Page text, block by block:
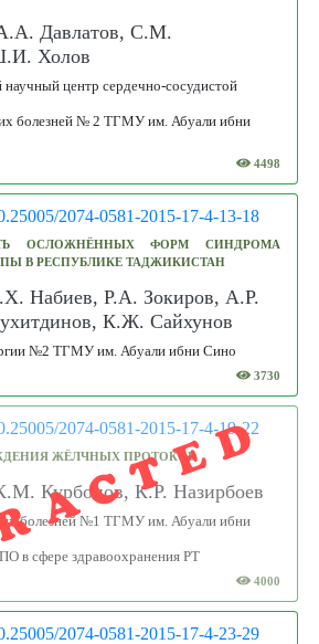
Давлатов, С.М.
Холов
центр сердечно-сосудистой
болезней № 2 ТГМУ им. Абуали ибни
4498
2074-0581-2015-17-4-13-18
ОСЛОЖНЁННЫХ ФОРМ СИНДРОМА
В РЕСПУБЛИКЕ ТАДЖИКИСТАН
Набиев, Р.А. Зокиров, А.Р.
К.Ж. Сайхунов
№2 ТГМУ им. Абуали ибни Сино
3730
2074-0581-2015-17-4-19-22
ЖЁЛЧНЫХ ПРОТОКОВ
Курбонов, К.Р. Назирбоев
болезней №1 ТГМУ им. Абуали ибни
в сфере здравоохранения РТ
4000
2074-0581-2015-17-4-23-29